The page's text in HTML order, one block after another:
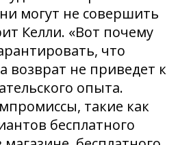
могут не совершить
Келли. «Вот почему
что
возврат не приведет к
опыта.
такие как
бесплатного